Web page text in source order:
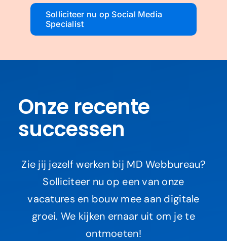
Solliciteer nu op Social Media
Specialist
Onze recente
successen
Zie jij jezelf werken bij MD Webbureau?
Solliciteer nu op een van onze
vacatures en bouw mee aan digitale
groei. We kijken ernaar uit om je te
ontmoeten!